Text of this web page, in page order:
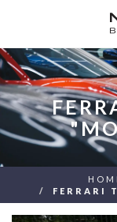
FERRARI